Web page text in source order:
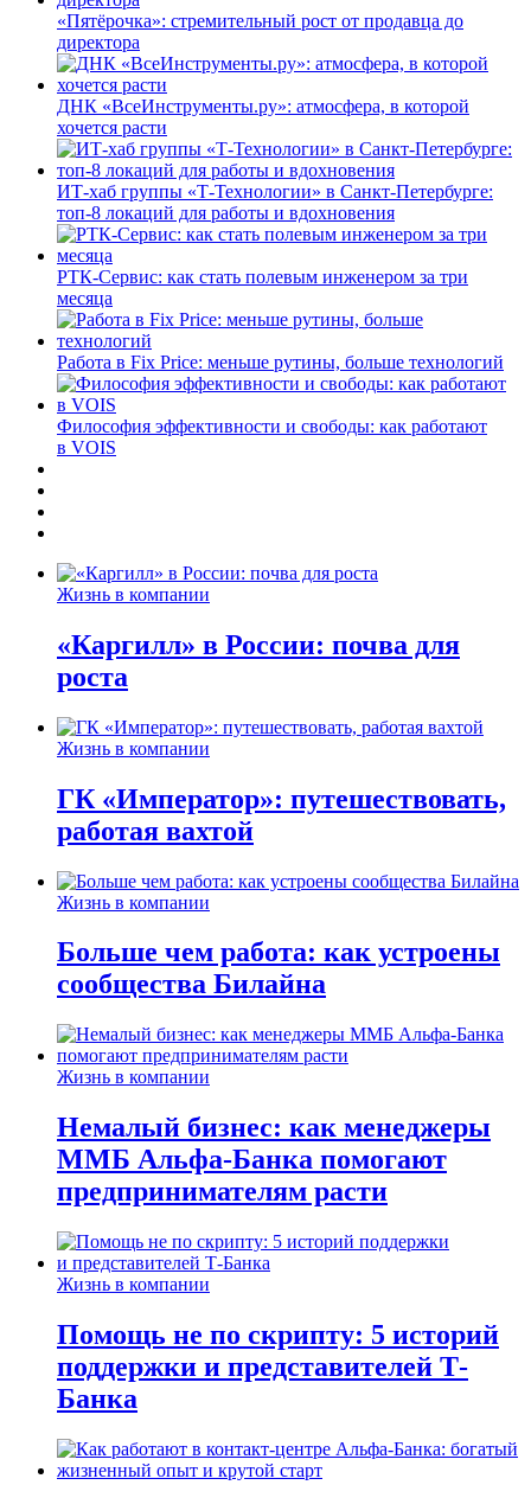
«Пятёрочка»: стремительный рост от продавца до
директора
ДНК «ВсеИнструменты.ру»: атмосфера, в которой
хочется расти
ИТ-хаб группы «Т-Технологии» в Санкт-Петербурге:
топ-8 локаций для работы и вдохновения
РТК-Сервис: как стать полевым инженером за три
месяца
Работа в Fix Price: меньше рутины, больше технологий
Философия эффективности и свободы: как работают
в VOIS
Жизнь в компании
«Каргилл» в России: почва для
роста
Жизнь в компании
ГК «Император»: путешествовать,
работая вахтой
Жизнь в компании
Больше чем работа: как устроены
сообщества Билайна
Жизнь в компании
Немалый бизнес: как менеджеры
ММБ Альфа-Банка помогают
предпринимателям расти
Жизнь в компании
Помощь не по скрипту: 5 историй
поддержки и представителей Т-
Банка